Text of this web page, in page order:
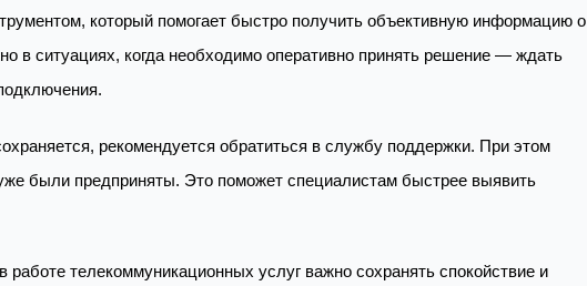
который помогает быстро получить объективную информацию о
в ситуациях, когда необходимо оперативно принять решение — ждать
рекомендуется обратиться в службу поддержки. При этом
были предприняты. Это поможет специалистам быстрее выявить
работе телекоммуникационных услуг важно сохранять спокойствие и